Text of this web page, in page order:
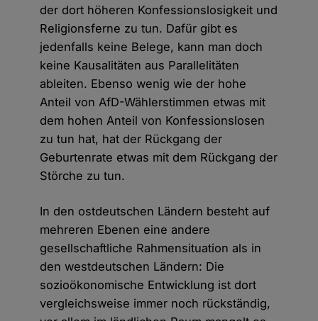
der dort höheren Konfessionslosigkeit und
Religionsferne zu tun. Dafür gibt es
jedenfalls keine Belege, kann man doch
keine Kausalitäten aus Parallelitäten
ableiten. Ebenso wenig wie der hohe
Anteil von AfD-Wählerstimmen etwas mit
dem hohen Anteil von Konfessionslosen
zu tun hat, hat der Rückgang der
Geburtenrate etwas mit dem Rückgang der
Störche zu tun.
In den ostdeutschen Ländern besteht auf
mehreren Ebenen eine andere
gesellschaftliche Rahmensituation als in
den westdeutschen Ländern: Die
sozioökonomische Entwicklung ist dort
vergleichsweise immer noch rückständig,